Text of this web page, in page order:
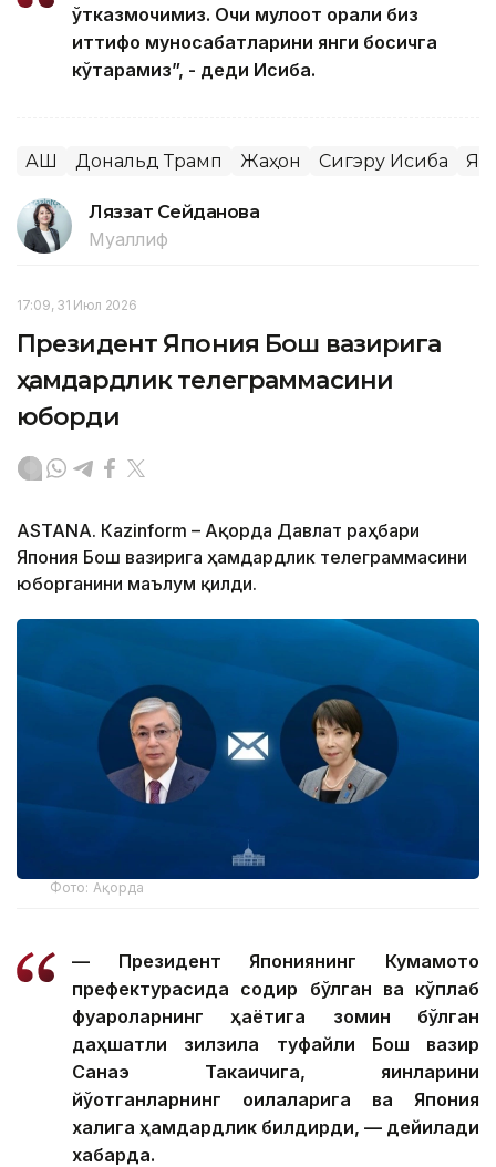
ўтказмоқчимиз. Очиқ мулоқот орқали биз
иттифоқ муносабатларини янги босқичга
кўтарамиз”, - деди Исиба.
АҚШ Дональд Трамп Жаҳон Сигэру Исиба
Ляззат Сейданова
Муаллиф
17:09, 31 Июл 2026
Президент Япония Бош вазирига
ҳамдардлик телеграммасини
юборди
ASTANА. Кazinform – Ақорда Давлат раҳбари
Япония Бош вазирига ҳамдардлик телеграммасини
юборганини маълум қилди.
Фото: Ақорда
— Президент Япониянинг Кумамото
префектурасида содир бўлган ва кўплаб
фуқароларнинг ҳаётига зомин бўлган
даҳшатли зилзила туфайли Бош вазир
Санаэ Такаичига, яқинларини
йўқотганларнинг оилаларига ва Япония
халқига ҳамдардлик билдирди, — дейилади
хабарда.